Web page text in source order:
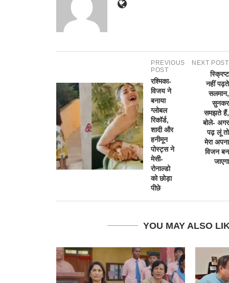
PREVIOUS
POST
रश्मिका-
विजय ने
बनाया
ग्लोबल
रिकॉर्ड,
शादी और
हनीमून
पोस्ट्स ने
मेसी-
रोनाल्डो
को छोड़ा
पीछे
NEXT POST
स्क्रिप्ट
नहीं पढ़ते
सलमान,
सुनकर
समझते हैं,
बोले- अगर
पढ़ लूं तो
मेरा अपना
विजन बन
जाएगा
YOU MAY ALSO